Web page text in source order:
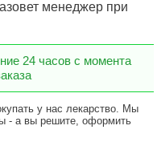
менеджер при
24 часов с момента
у нас лекарство. Мы
- а вы решите, оформить